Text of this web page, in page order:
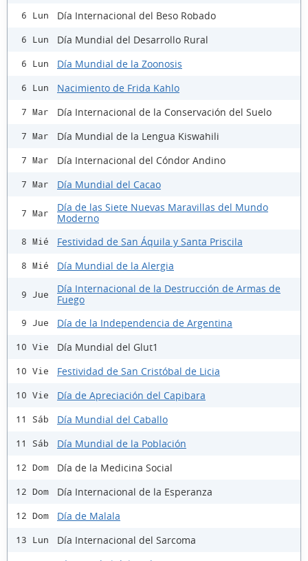
6 Lun Día Internacional del Beso Robado
6 Lun Día Mundial del Desarrollo Rural
6 Lun Día Mundial de la Zoonosis
6 Lun Nacimiento de Frida Kahlo
7 Mar Día Internacional de la Conservación del Suelo
7 Mar Día Mundial de la Lengua Kiswahili
7 Mar Día Internacional del Cóndor Andino
7 Mar Día Mundial del Cacao
7 Mar
Día de las Siete Nuevas Maravillas del Mundo
Moderno
8 Mié Festividad de San Áquila y Santa Priscila
8 Mié Día Mundial de la Alergia
9 Jue
Día Internacional de la Destrucción de Armas de
Fuego
9 Jue Día de la Independencia de Argentina
10 Vie Día Mundial del Glut1
10 Vie Festividad de San Cristóbal de Licia
10 Vie Día de Apreciación del Capibara
11 Sáb Día Mundial del Caballo
11 Sáb Día Mundial de la Población
12 Dom Día de la Medicina Social
12 Dom Día Internacional de la Esperanza
12 Dom Día de Malala
13 Lun Día Internacional del Sarcoma